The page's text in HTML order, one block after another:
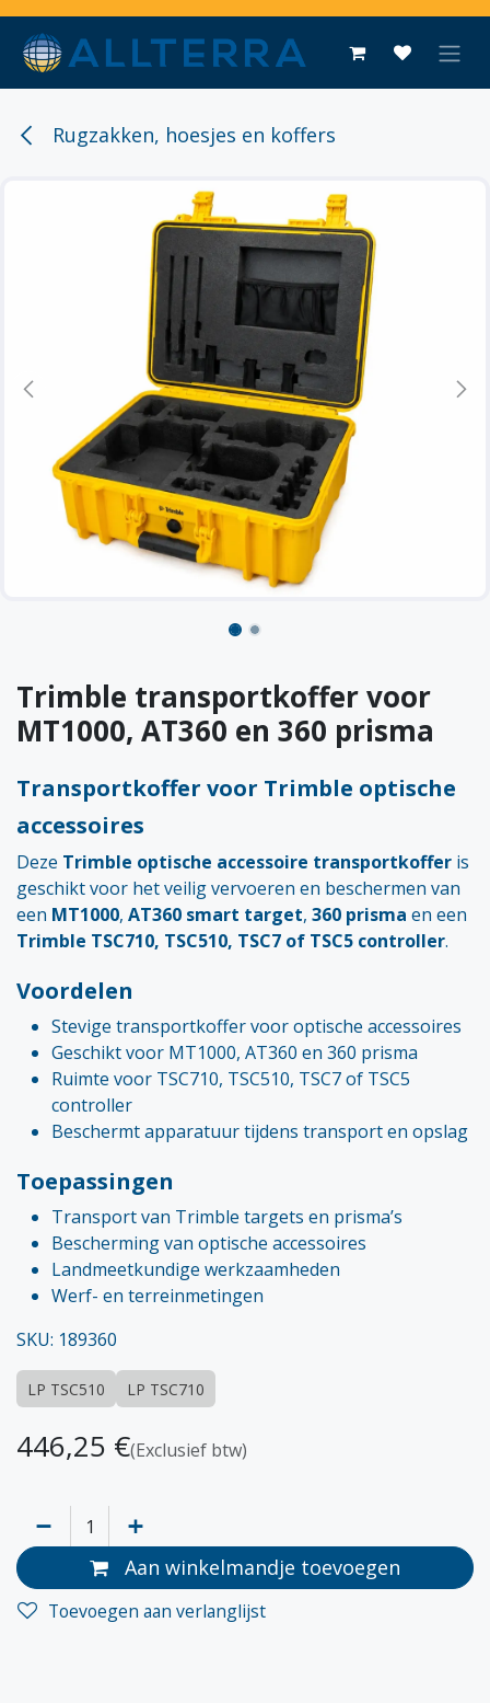
Overslaan naar inhoud
Rugzakken, hoesjes en koffers
Trimble transportkoffer voor
MT1000, AT360 en 360 prisma
Transportkoffer voor Trimble optische
accessoires
Deze Trimble optische accessoire transportkoffer is
geschikt voor het veilig vervoeren en beschermen van
een MT1000, AT360 smart target, 360 prisma en een
Trimble TSC710, TSC510, TSC7 of TSC5 controller.
Voordelen
Stevige transportkoffer voor optische accessoires
Geschikt voor MT1000, AT360 en 360 prisma
Ruimte voor TSC710, TSC510, TSC7 of TSC5
controller
Beschermt apparatuur tijdens transport en opslag
Toepassingen
Transport van Trimble targets en prisma’s
Bescherming van optische accessoires
Landmeetkundige werkzaamheden
Werf- en terreinmetingen
SKU: 189360
LP TSC510 LP TSC710
446,25 €(Exclusief btw)
Aan winkelmandje toevoegen
Toevoegen aan verlanglijst